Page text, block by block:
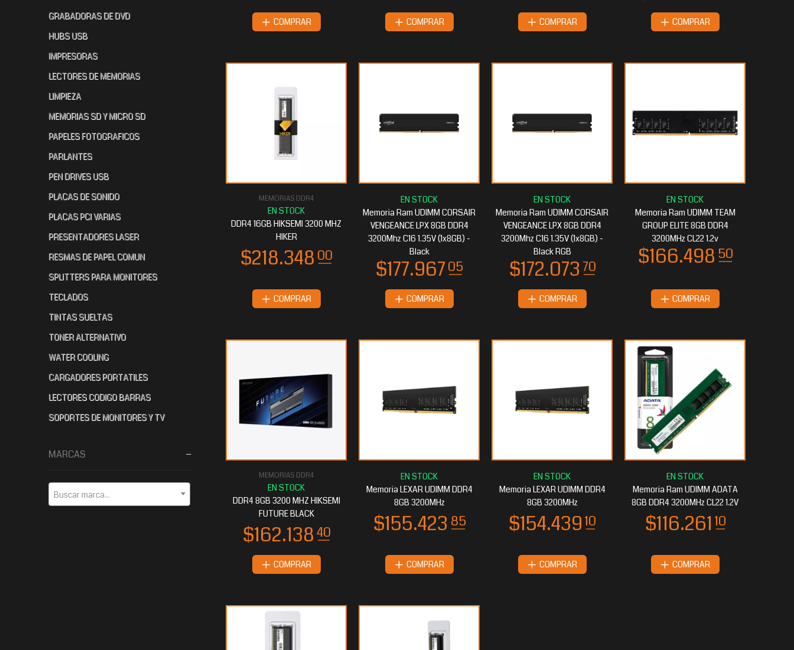
GRABADORAS DE DVD
HUBS USB
IMPRESORAS
LECTORES DE MEMORIAS
LIMPIEZA
MEMORIAS SD Y MICRO SD
PAPELES FOTOGRAFICOS
PARLANTES
PEN DRIVES USB
PLACAS DE SONIDO
PLACAS PCI VARIAS
PRESENTADORES LASER
RESMAS DE PAPEL COMUN
SPLITTERS PARA MONITORES
TECLADOS
TINTAS SUELTAS
TONER ALTERNATIVO
WATER COOLING
CARGADORES PORTATILES
LECTORES CODIGO BARRAS
SOPORTES DE MONITORES Y TV
MARCAS
Buscar marca...
COMPRAR COMPRAR COMPRAR COMPRAR
MEMORIAS DDR4
DDR4 16GB HIKSEMI 3200 MHZ
HIKER
COMPRAR
Memoria Ram UDIMM CORSAIR
VENGEANCE LPX 8GB DDR4
3200Mhz C16 1.35V (1x8GB) -
Black
COMPRAR
Memoria Ram UDIMM CORSAIR
VENGEANCE LPX 8GB DDR4
3200Mhz C16 1.35V (1x8GB) -
Black RGB
COMPRAR
Memoria Ram UDIMM TEAM
GROUP ELITE 8GB DDR4
3200MHz CL22 1.2v
COMPRAR
MEMORIAS DDR4
DDR4 8GB 3200 MHZ HIKSEMI
FUTURE BLACK
COMPRAR
Memoria LEXAR UDIMM DDR4
8GB 3200MHz
COMPRAR
Memoria LEXAR UDIMM DDR4
8GB 3200MHz
COMPRAR
Memoria Ram UDIMM ADATA
8GB DDR4 3200MHz CL22 1.2V
COMPRAR